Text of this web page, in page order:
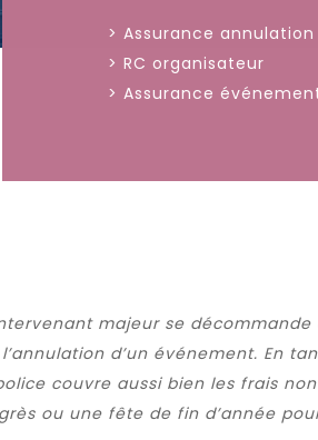
> Assurance
> RC organisateur
> Assurance
majeur se
d’un événement. En
couvre aussi bien les frais
ou une fête de fin d’année